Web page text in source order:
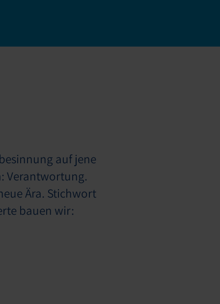
auf jene
Verantwortung.
Ära. Stichwort
bauen wir: